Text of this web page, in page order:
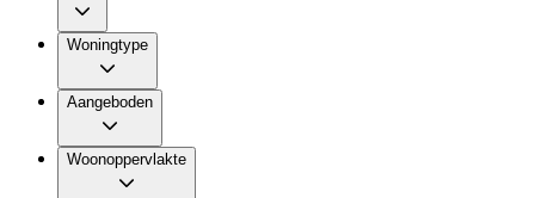
Woningtype
Aangeboden
Woonoppervlakte